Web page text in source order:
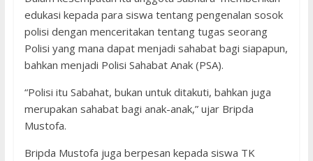
edukasi kepada para siswa tentang pengenalan sosok
polisi dengan menceritakan tentang tugas seorang
Polisi yang mana dapat menjadi sahabat bagi siapapun,
bahkan menjadi Polisi Sahabat Anak (PSA).
“Polisi itu Sabahat, bukan untuk ditakuti, bahkan juga
merupakan sahabat bagi anak-anak,” ujar Bripda
Mustofa.
Bripda Mustofa juga berpesan kepada siswa TK